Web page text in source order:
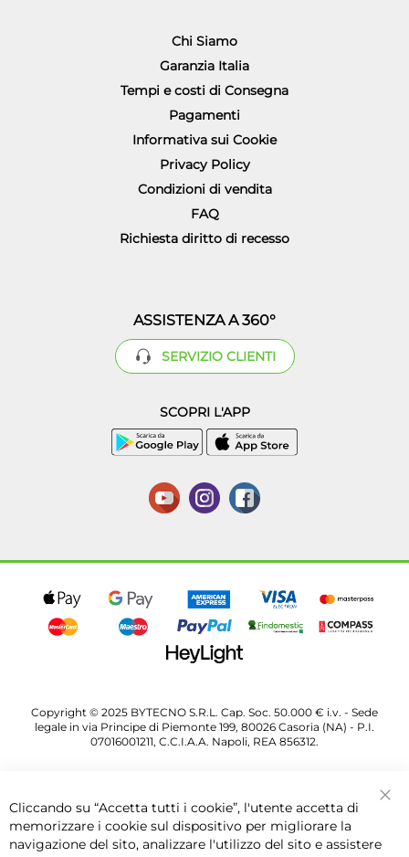
Chi Siamo
Garanzia Italia
Tempi e costi di Consegna
Pagamenti
Informativa sui Cookie
Privacy Policy
Condizioni di vendita
FAQ
Richiesta diritto di recesso
ASSISTENZA A 360°
SERVIZIO CLIENTI
SCOPRI L'APP
Copyright © 2025 BYTECNO S.R.L. Cap. Soc. 50.000 € i.v. - Sede
legale in via Principe di Piemonte 199, 80026 Casoria (NA) - P.I.
07016001211, C.C.I.A.A. Napoli, REA 856312.
Cliccando su “Accetta tutti i cookie”, l'utente accetta di
memorizzare i cookie sul dispositivo per migliorare la
navigazione del sito, analizzare l'utilizzo del sito e assistere